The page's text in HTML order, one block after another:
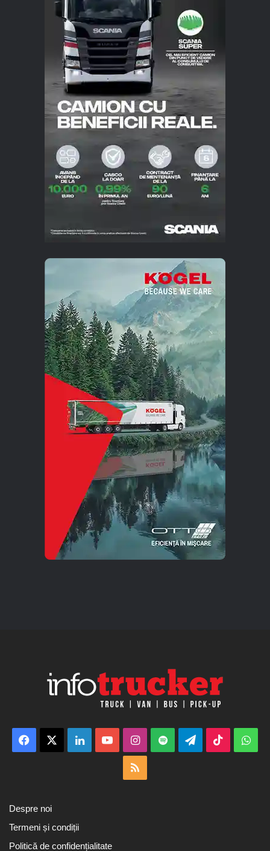
Facebook LinkedInYouTubeInstagram
Spotify TelegramTikTok
Despre noi
Termeni și condiții
Politică de confidențialitate